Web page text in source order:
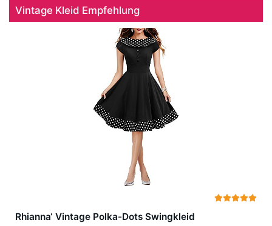
Vintage Kleid Empfehlung
Rhianna‘ Vintage Polka-Dots Swingkleid